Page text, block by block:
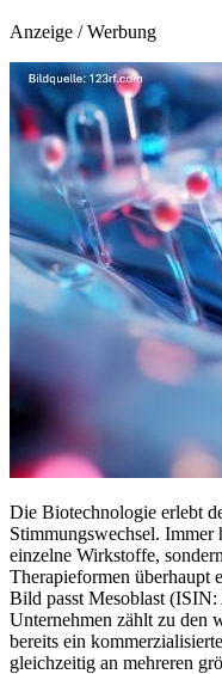
Anzeige / Werbung
Die Biotechnologie erlebt
Stimmungswechsel. Immer
einzelne Wirkstoffe,
Therapieformen überhaupt
Bild passt Mesoblast
Unternehmen zählt zu den
bereits ein
gleichzeitig an mehreren